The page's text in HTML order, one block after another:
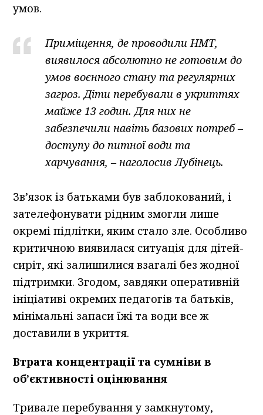
умов.
Приміщення, де проводили НМТ,
виявилося абсолютно не готовим до
умов воєнного стану та регулярних
загроз. Діти перебували в укриттях
майже 13 годин. Для них не
забезпечили навіть базових потреб –
доступу до питної води та
харчування, – наголосив Лубінець.
Зв’язок із батьками був заблокований, і
зателефонувати рідним змогли лише
окремі підлітки, яким стало зле. Особливо
критичною виявилася ситуація для дітей-
сиріт, які залишилися взагалі без жодної
підтримки. Згодом, завдяки оперативній
ініціативі окремих педагогів та батьків,
мінімальні запаси їжі та води все ж
доставили в укриття.
Втрата концентрації та сумніви в
об’єктивності оцінювання
Тривале перебування у замкнутому,